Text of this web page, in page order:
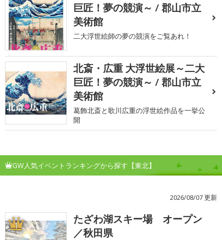
巨匠！夢の競演～ / 郡山市立
美術館
二大浮世絵師の夢の競演をご覧あれ！
北斎・広重 大浮世絵展～二大
巨匠！夢の競演～ / 郡山市立
美術館
葛飾北斎と歌川広重の浮世絵作品を一挙公
開
GW人気イベントランキングから探す【東北】
2026/08/07 更新
1
たざわ湖スキー場 オープン
／秋田県